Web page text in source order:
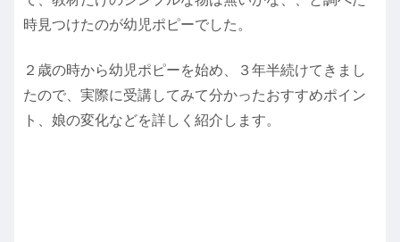
時見つけたのが幼児ポピーでした。
２歳の時から幼児ポピーを始め、３年半続けてきまし
たので、実際に受講してみて分かったおすすめポイン
ト、娘の変化などを詳しく紹介します。